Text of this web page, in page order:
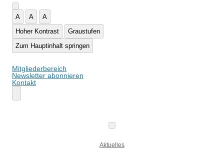
A A
A
Hoher Kontrast
Graustufen
Zum Hauptinhalt springen
Mitgliederbereich
Newsletter abonnieren
Kontakt
Aktuelles